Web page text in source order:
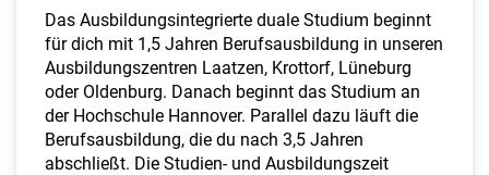
Das Ausbildungsintegrierte duale Studium beginnt
für dich mit 1,5 Jahren Berufsausbildung in unseren
Ausbildungszentren Laatzen, Krottorf, Lüneburg
oder Oldenburg. Danach beginnt das Studium an
der Hochschule Hannover. Parallel dazu läuft die
Berufsausbildung, die du nach 3,5 Jahren
abschließt. Die Studien- und Ausbildungszeit